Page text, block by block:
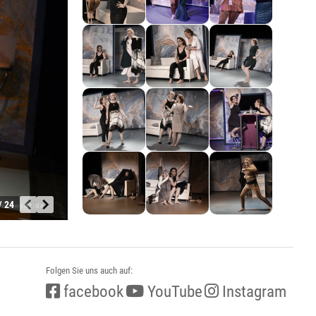
24
Folgen Sie uns auch auf:
facebook YouTube Instagram